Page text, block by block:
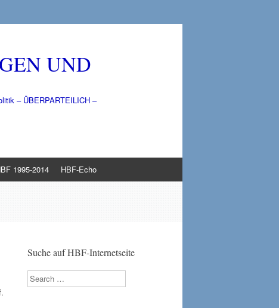
UND
– ÜBERPARTEILICH –
1995-2014 HBF-Echo
Suche auf HBF-Internetseite
Search